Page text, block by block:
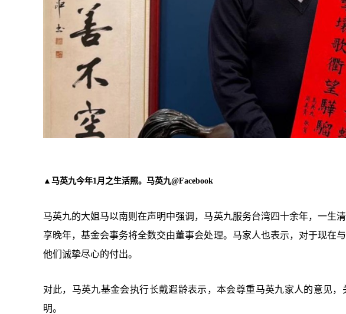
▲马英九今年1月之生活照。马英九@Facebook
马英九的大姐马以南则在声明中强调，马英九服务台湾四十余年，一生
享晚年，基金会事务将全数交由董事会处理。马家人也表示，对于现在
他们诚挚尽心的付出。
对此，马英九基金会执行长戴遐龄表示，本会尊重马英九家人的意见
明。